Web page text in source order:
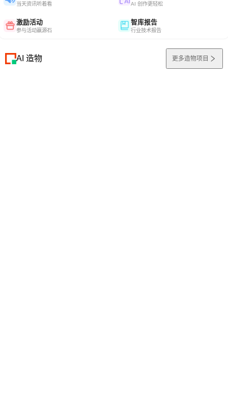
当天资讯听着看 AI 创作更轻松
激励活动
参与活动赢源石
智库报告
行业技术报告
AI 造物 更多造物项目